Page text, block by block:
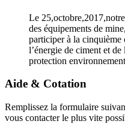
Le
des équipements de
participer à la cinquième
l’énergie de ciment et
protection
Aide & Cotation
Remplissez la formulaire
vous contacter le plus vite